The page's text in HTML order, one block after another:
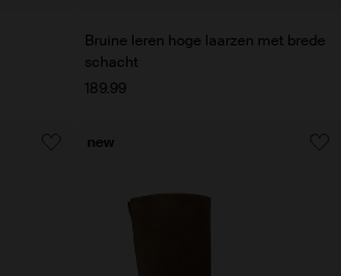
Bruine leren hoge laarzen met brede
schacht
189.99
new